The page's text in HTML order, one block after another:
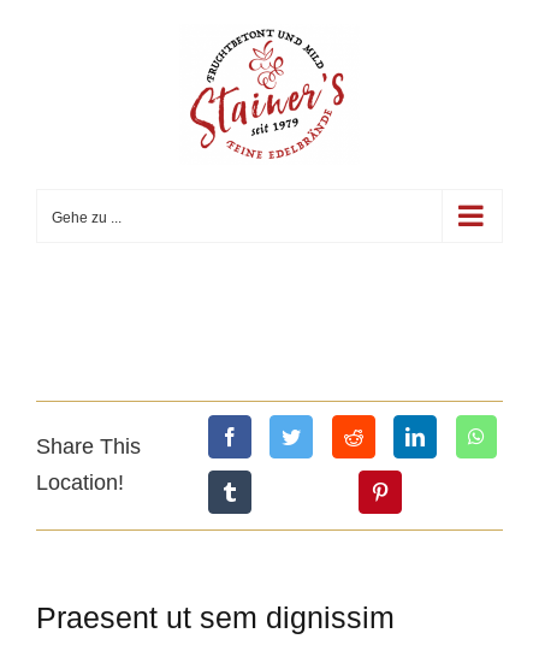
Gehe zu ...
Share This
Location!
Praesent ut sem dignissim